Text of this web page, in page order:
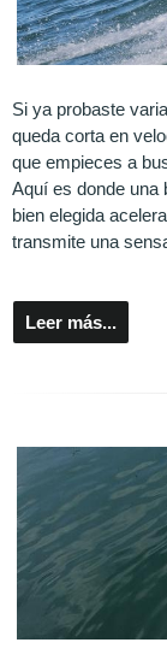
Si ya probaste
queda corta en
que empieces a
Aquí es donde una
bien elegida
transmite una
Leer más...